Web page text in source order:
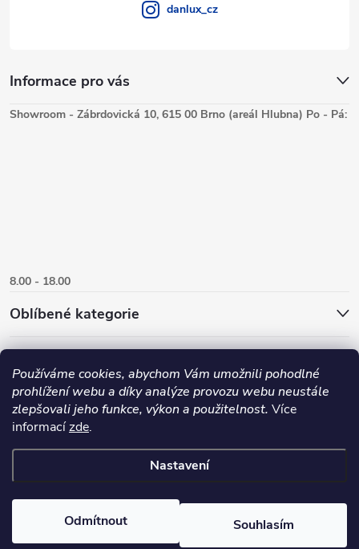
Používáme cookies, abychom Vám umožnili pohodlné
prohlížení webu a díky analýze provozu webu neustále
zlepšovali jeho funkce, výkon a použitelnost. Více
informacízde.
Nastavení
Odmítnout Souhlasím
Informace pro vás
danlux_cz
Showroom - Zábrdovická 10, 615 00 Brno (areál Hlubna) Po - Pá:
8.00 - 18.00
Oblíbené kategorie
Copyright 2026
cookies